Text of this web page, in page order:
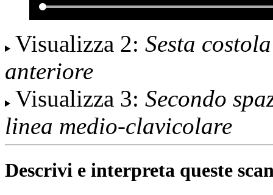
Visualizza 2: Sesta
anteriore
Visualizza 3: Secondo
linea medio-clavicolare
Descrivi e interpreta queste